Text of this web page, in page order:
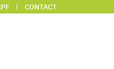
CONTACT